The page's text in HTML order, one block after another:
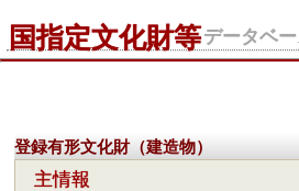
国指定文化財等データベ
登録有形文化財（建造物）
主情報